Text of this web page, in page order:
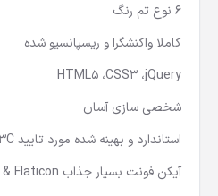
6 نوع تم رنگ
کاملا واکنشگرا و ریسپانسیو شده
HTML5 ،CSS3 ،jQuery
شخصی سازی آسان
استاندارد و بهینه شده مورد تایید W3C